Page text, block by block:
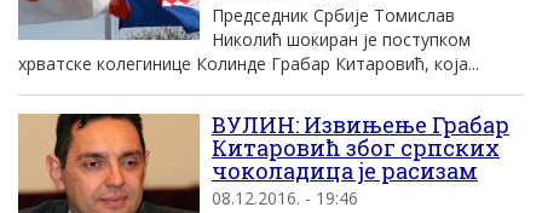
Председник Србије Томислав
Николић шокиран је поступком
хрватске колегинице Колинде Грабар Китаровић, која...
ВУЛИН: Извињење Грабар
Китаровић због српских
чоколадица je расизам
08.12.2016. - 19:46